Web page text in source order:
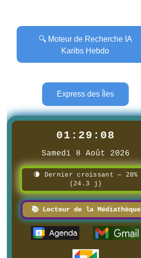
8/3/2026
🔍 Moteur de Recherche IA
Karibs Hebdo
Express des Îles
01:29:09
Samedi 8 Août 2026
🌘 Dernier croissant — 28%
(24.3 j)
📚 Lecteur de la Médiathèque